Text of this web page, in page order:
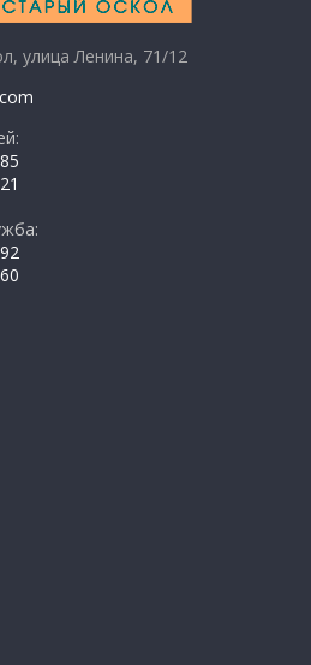
улица Ленина, 71/12